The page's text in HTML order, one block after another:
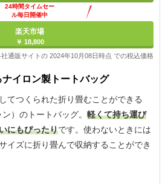
24時間タイムセー
ル毎日開催中
楽天市場
￥ 18,800
通販サイトの 2024年10月08日時点 での税込価格
イロン製トートバッグ
てつくられた折り畳むことができる
）のトートバッグ。 軽くて持ち運び
にもぴったりです。使わないときには
イズに折り畳んで収納することができ